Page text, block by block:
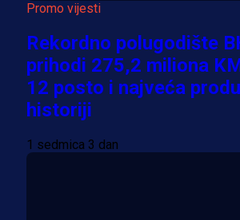
Promo vijesti
Rekordno polugodište
prihodi 275,2 miliona
12 posto i najveća
historiji
1 sedmica 3 dan